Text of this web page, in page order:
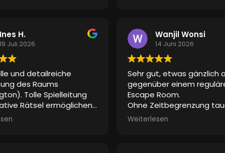
Ines H.
19 Juli 2026
und detailreiche
des Raums
Tolle Spielleitung
Rätsel ermöglichen
auf die Story
gestaltet war, als wäre
einer anderen Welt. Das
schauspielerische Talent
sehr gelobt. Keine Spur von
Langeweile. Selbst den
„Mädels“ hat es gefallen
nicht nur weil sich ihre
Superhelden in einem Film
gefühlt haben
Wanjil Wonsi
14 Juni 2026
Sehr gut, etwas gänzlich
gegenüber einem
Escape Room.
Ohne Zeitbegrenzung
man in eine Geschichte ein.
Weiterlesen